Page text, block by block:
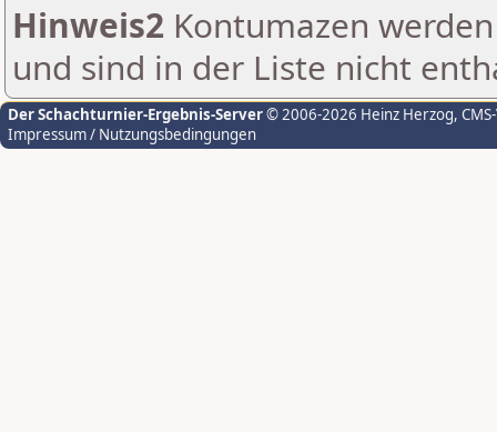
Hinweis2 Kontumazen
und sind in der Liste nicht
Der Schachturnier-Ergebnis-Server© 2006-2026 Heinz Herzog,
Impressum / Nutzungsbedingungen